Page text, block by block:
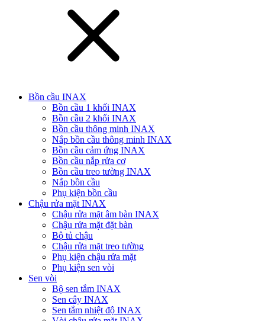
Bồn cầu INAX
Bồn cầu 1 khối INAX
Bồn cầu 2 khối INAX
Bồn cầu thông minh INAX
Nắp bồn cầu thông minh INAX
Bồn cầu cảm ứng INAX
Bồn cầu nắp rửa cơ
Bồn cầu treo tường INAX
Nắp bồn cầu
Phụ kiện bồn cầu
Chậu rửa mặt INAX
Chậu rửa mặt âm bàn INAX
Chậu rửa mặt đặt bàn
Bộ tủ chậu
Chậu rửa mặt treo tường
Phụ kiện chậu rửa mặt
Phụ kiện sen vòi
Sen vòi
Bộ sen tắm INAX
Sen cây INAX
Sen tắm nhiệt độ INAX